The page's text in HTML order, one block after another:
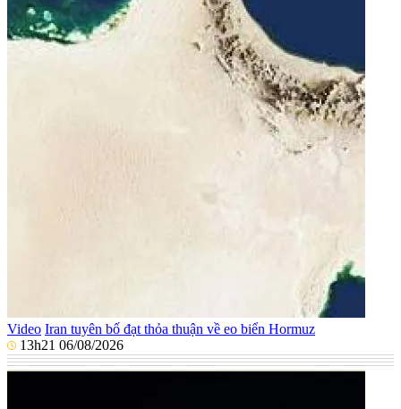
Video Iran tuyên bố đạt thỏa thuận về eo biển Hormuz
13h21 06/08/2026